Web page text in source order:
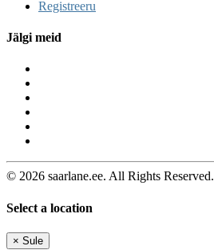
Registreeru
Jälgi meid
© 2026 saarlane.ee. All Rights Reserved.
Select a location
× Sule